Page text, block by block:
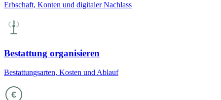
Erbschaft, Konten und digitaler Nachlass
Bestattung organisieren
Bestattungsarten, Kosten und Ablauf
€